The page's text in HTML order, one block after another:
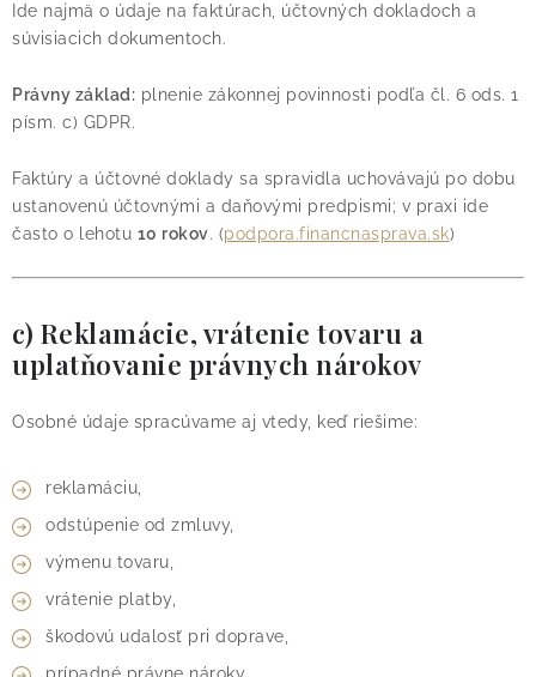
Ide najmä o údaje na faktúrach, účtovných dokladoch a
súvisiacich dokumentoch.
Právny základ: plnenie zákonnej povinnosti podľa čl. 6 ods. 1
písm. c) GDPR.
Faktúry a účtovné doklady sa spravidla uchovávajú po dobu
ustanovenú účtovnými a daňovými predpismi; v praxi ide
často o lehotu 10 rokov. (podpora.financnasprava.sk)
c) Reklamácie, vrátenie tovaru a
uplatňovanie právnych nárokov
Osobné údaje spracúvame aj vtedy, keď riešime:
reklamáciu,
odstúpenie od zmluvy,
výmenu tovaru,
vrátenie platby,
škodovú udalosť pri doprave,